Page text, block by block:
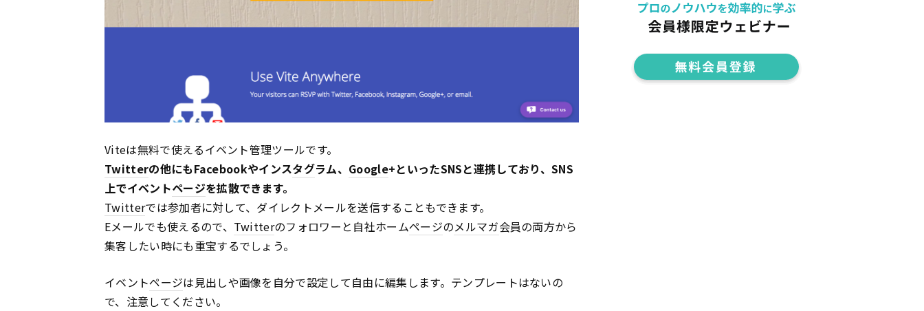
Viteは無料で使えるイベント管理ツールです。
Twitterの他にもFacebookやインスタグラム、 Google+といったSNSと連携しており、SNS
上でイベントページを拡散できます。
Twitterでは参加者に対して、ダイレクトメールを送信することもできます。
Eメールでも使えるので、 Twitterのフォロワーと自社ホームページのメルマガ会員の両方から
集客したい時にも重宝するでしょう。
イベントページは見出しや画像を自分で設定して自由に編集します。テンプレートはないの
で、注意してください。